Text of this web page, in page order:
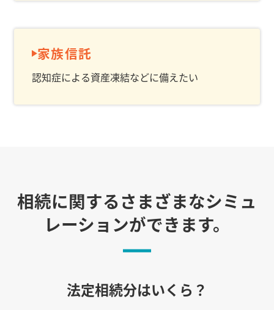
家族信託
認知症による資産凍結などに備えたい
相続に関するさまざまなシミュ
レーションができます。
法定相続分はいくら？